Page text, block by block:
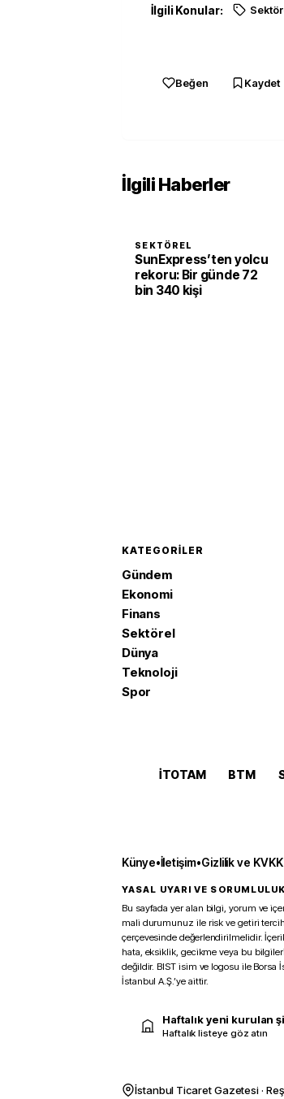
İlgili Konular:
Beğen Kaydet
İlgili Haberler
SEKTÖREL
SunExpress’ten yolcu
rekoru: Bir günde 72
bin 340 kişi
KATEGORILER
Gündem
Ekonomi
Finans
Sektörel
Dünya
Teknoloji
Spor
İTOTAM BTM
Künye•İletişim•Gizlilik ve
YASAL UYARI VE
Bu sayfada yer alan bilgi, yorum ve
mali durumunuz ile risk ve getiri
çerçevesinde değerlendirilmelidir.
hata, eksiklik, gecikme veya bu
değildir. BIST isim ve logosu ile Borsa
İstanbul A.Ş.’ye aittir.
Haftalık yeni kurulan
Haftalık listeye göz atın
İstanbul Ticaret Gazetesi ·